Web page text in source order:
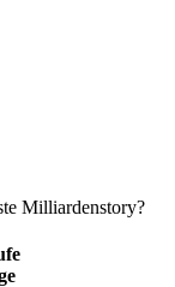
Milliardenstory?